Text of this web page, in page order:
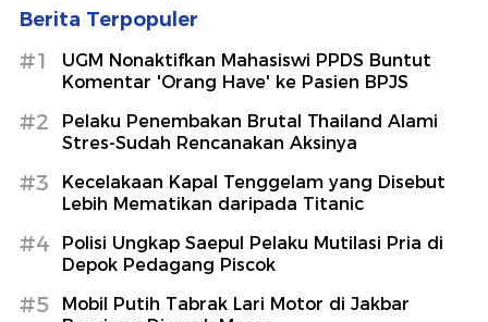
Berita Terpopuler
#1
UGM Nonaktifkan Mahasiswi PPDS Buntut
Komentar 'Orang Have' ke Pasien BPJS
#2
Pelaku Penembakan Brutal Thailand Alami
Stres-Sudah Rencanakan Aksinya
#3
Kecelakaan Kapal Tenggelam yang Disebut
Lebih Mematikan daripada Titanic
#4
Polisi Ungkap Saepul Pelaku Mutilasi Pria di
Depok Pedagang Piscok
#5
Mobil Putih Tabrak Lari Motor di Jakbar